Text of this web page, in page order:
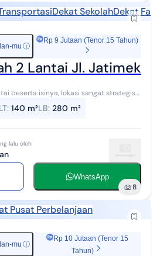
Dekat SekolahDekat
mu ⓘ
Rp 9 Jutaan (Tenor 15 Tahun)
2 Lantai Jl.
beserta isinya, lokasi sangat strategis
mewah dengan semua barang yang
LT: 140 m²LB: 280 m²
lalu oleh
WhatsApp
8
Pusat Perbelanjaan
mu ⓘ
Rp 10 Jutaan (Tenor 15
Tahun)